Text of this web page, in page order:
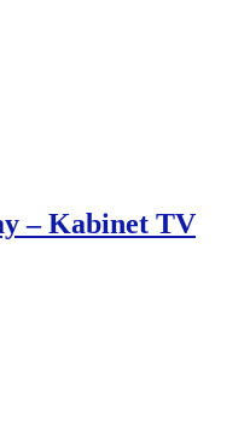
– Kabinet TV